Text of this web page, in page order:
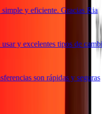
y eficiente. Gracias Ria
y excelentes tipos de cambio
son rápidas y seguras